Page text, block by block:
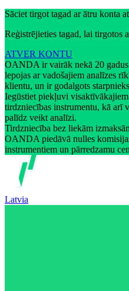
Sāciet tirgot tagad ar ātru konta
Reģistrējieties tagad, lai tirgotos
ATVER KONTU
OANDA ir vairāk nekā 20
lepojas ar vadošajiem analīzes
klientu, un ir godalgots
Iegūstiet piekļuvi
tirdzniecības instrumentu, kā arī
palīdz veikt analīzi.
Tirdzniecība bez liekām
OANDA piedāvā nulles
instrumentiem un pārredzamu
Latvia